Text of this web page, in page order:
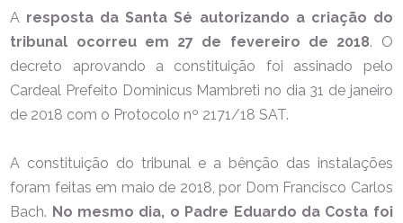
A resposta da Santa Sé autorizando a criação do
tribunal ocorreu em 27 de fevereiro de 2018. O
decreto aprovando a constituição foi assinado pelo
Cardeal Prefeito Dominicus Mambreti no dia 31 de janeiro
de 2018 com o Protocolo nº 2171/18 SAT.
A constituição do tribunal e a bênção das instalações
foram feitas em maio de 2018, por Dom Francisco Carlos
Bach. No mesmo dia, o Padre Eduardo da Costa foi